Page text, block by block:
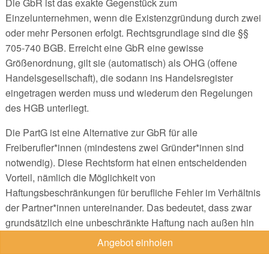
Angebot einholen
Einzelunternehmen, wenn die Existenzgründung durch zwei
oder mehr Personen erfolgt. Rechtsgrundlage sind die §§
705-740 BGB. Erreicht eine GbR eine gewisse
Größenordnung, gilt sie (automatisch) als OHG (offene
Handelsgesellschaft), die sodann ins Handelsregister
eingetragen werden muss und wiederum den Regelungen
des HGB unterliegt.
Die PartG ist eine Alternative zur GbR für alle
Freiberufler*innen (mindestens zwei Gründer*innen sind
notwendig). Diese Rechtsform hat einen entscheidenden
Vorteil, nämlich die Möglichkeit von
Haftungsbeschränkungen für berufliche Fehler im Verhältnis
der Partner*innen untereinander. Das bedeutet, dass zwar
grundsätzlich eine unbeschränkte Haftung nach außen hin
besteht (Geschäftsvermögen und Privatvermögen aller